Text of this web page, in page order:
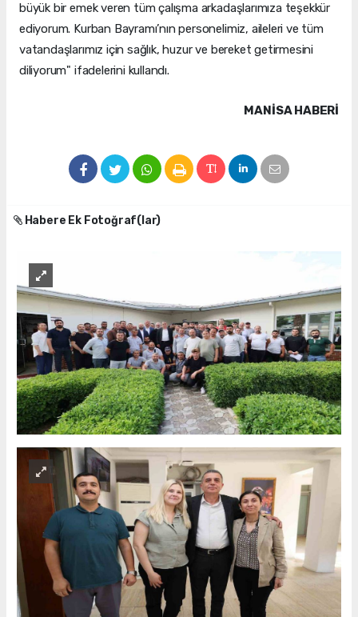
büyük bir emek veren tüm çalışma arkadaşlarımıza teşekkür
ediyorum. Kurban Bayramı’nın personelimiz, aileleri ve tüm
vatandaşlarımız için sağlık, huzur ve bereket getirmesini
diliyorum" ifadelerini kullandı.
MANISA HABERİ
Habere Ek Fotoğraf(lar)